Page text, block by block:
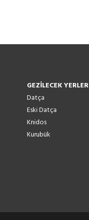
GEZİLECEK YERLER
Datça
Eski Datça
Knidos
Kurubük